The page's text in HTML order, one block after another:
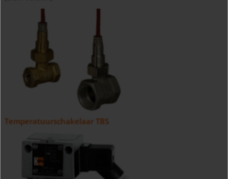
Temperatuurschakelaar TBS